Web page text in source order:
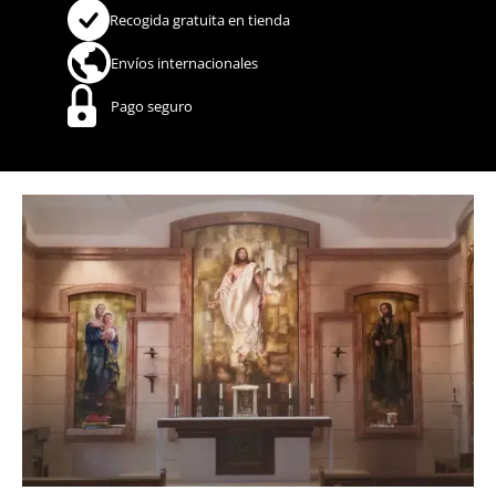
Recogida gratuita en tienda
Envíos internacionales
Pago seguro